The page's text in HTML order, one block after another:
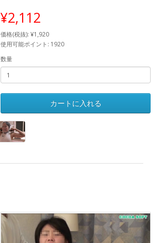
¥2,112
価格(税抜): ¥1,920
使用可能ポイント: 1920
数量
カートに入れる